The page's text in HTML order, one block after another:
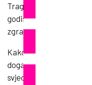
Tragedija na sjeveru
godišnji muškarac
zgrade u Rostocku. U
Kako je priopćila
događaju u četvrti
svjedoci.